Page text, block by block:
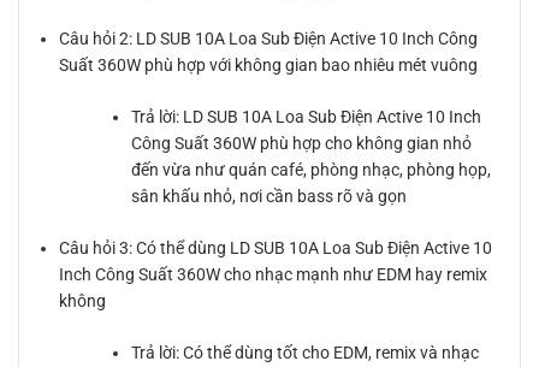
Câu hỏi 2: LD SUB 10A Loa Sub Điện Active 10 Inch Công
Suất 360W phù hợp với không gian bao nhiêu mét vuông
Trả lời: LD SUB 10A Loa Sub Điện Active 10 Inch
Công Suất 360W phù hợp cho không gian nhỏ
đến vừa như quán café, phòng nhạc, phòng họp,
sân khấu nhỏ, nơi cần bass rõ và gọn
Câu hỏi 3: Có thể dùng LD SUB 10A Loa Sub Điện Active 10
Inch Công Suất 360W cho nhạc mạnh như EDM hay remix
không
Trả lời: Có thể dùng tốt cho EDM, remix và nhạc